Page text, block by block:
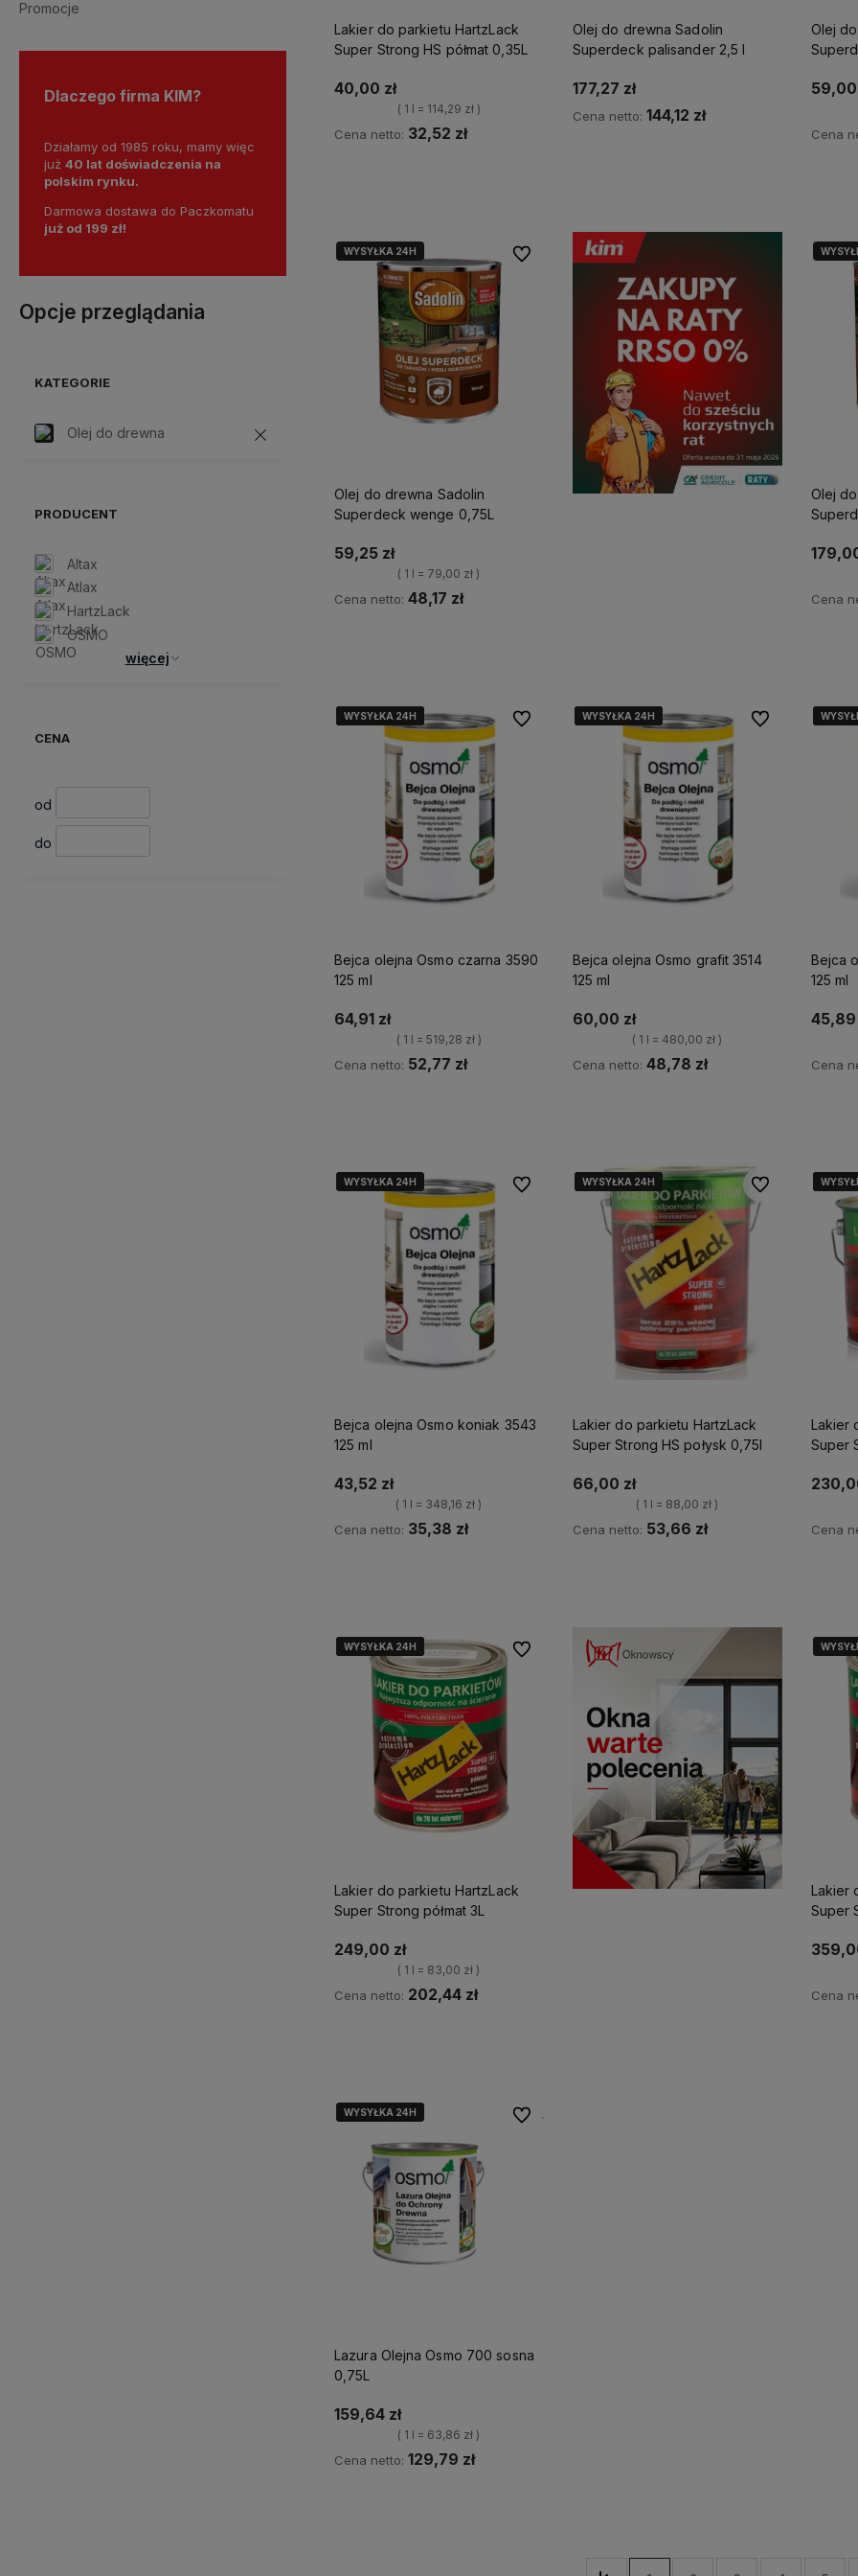
Promocje
Dlaczego firma KIM?
Działamy od 1985 roku, mamy więc
już 40 lat doświadczenia na
polskim rynku.
Darmowa dostawa do Paczkomatu
już od 199 zł!
Opcje przeglądania
KATEGORIE
Olej do drewna
PRODUCENT
Altax
Atlax
HartzLack
OSMO
więcej
CENA
od
do
Lakier do parkietu HartzLack
Super Strong HS półmat 0,35L
40,00 zł
( 1 l = 114,29 zł )
Cena netto: 32,52 zł
Olej do drewna Sadolin
Superdeck palisander 2,5 l
177,27 zł
Cena netto: 144,12 zł
Olej
59,00
Cena
WYSYŁKA 24H
Olej do drewna Sadolin
Superdeck wenge 0,75L
59,25 zł
( 1 l = 79,00 zł )
Cena netto: 48,17 zł
Do ulubionych
Olej
Cena
WYSYŁKA 24H
WYSYŁKA 24H
WYSYŁKA 24H
WYSYŁKA 24H
Bejca olejna Osmo czarna 3590
125 ml
64,91 zł
( 1 l = 519,28 zł )
Cena netto: 52,77 zł
Do ulubionychWYSYŁKA 24H
WYSYŁKA 24H
WYSYŁKA 24H
WYSYŁKA 24H
Bejca olejna Osmo grafit 3514
125 ml
60,00 zł
( 1 l = 480,00 zł )
Cena netto: 48,78 zł
Do ulubionych
Bejca
125 ml
45,89
Cena
WYSYŁKA 24H
WYSYŁKA 24H
Bejca olejna Osmo koniak 3543
125 ml
43,52 zł
( 1 l = 348,16 zł )
Cena netto: 35,38 zł
Do ulubionychWYSYŁKA 24H
WYSYŁKA 24H
WYSYŁKA 24H
WYSYŁKA 24H
Lakier do parkietu HartzLack
Super Strong HS połysk 0,75l
66,00 zł
( 1 l = 88,00 zł )
Cena netto: 53,66 zł
Do ulubionych
Lakier
Super
Cena
WYSYŁKA 24H
WYSYŁKA 24H
WYSYŁKA 24H
WYSYŁKA 24H
Lakier do parkietu HartzLack
Super Strong półmat 3L
249,00 zł
( 1 l = 83,00 zł )
Cena netto: 202,44 zł
Do ulubionych
Lakier
Super
Cena
WYSYŁKA 24H
WYSYŁKA 24H
Lazura Olejna Osmo 700 sosna
0,75L
159,64 zł
( 1 l = 63,86 zł )
Cena netto: 129,79 zł
Do ulubionych